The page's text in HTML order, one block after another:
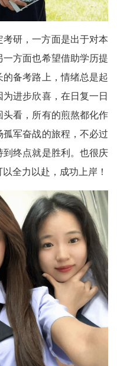
考研，一方面是出于对本
方面也希望借助学历提
备考路上，情绪总是起
进步欣喜，在日复一日
看，所有的煎熬都化作
军奋战的旅程，不必过
到终点就是胜利。也很庆
全力以赴，成功上岸！